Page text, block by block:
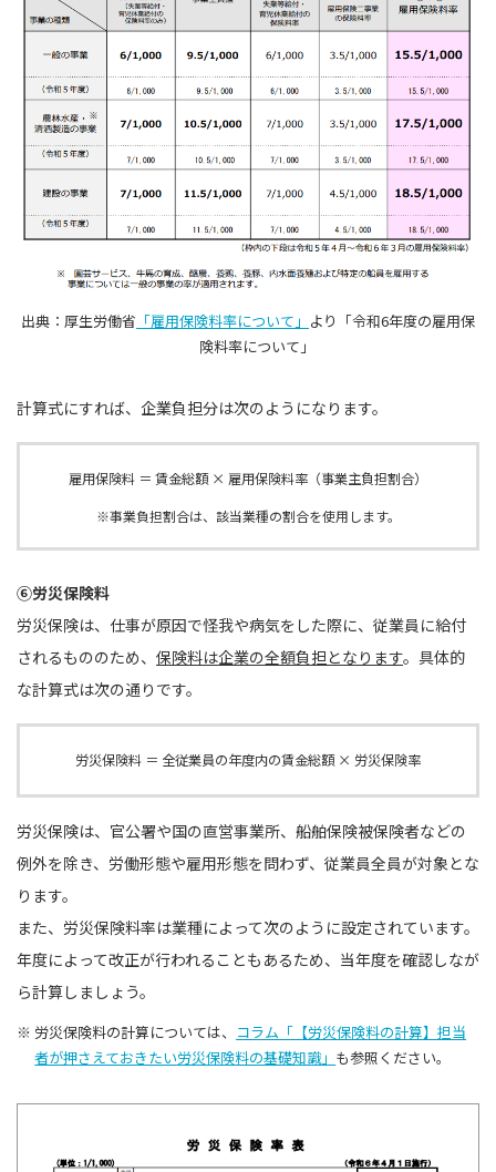
出典：厚生労働省 「雇用保険料率について」 より「令和6年度の雇用保
険料率について」
計算式にすれば、企業負担分は次のようになります。
雇用保険料 ＝ 賃金総額 × 雇用保険料率（事業主負担割合）
※事業負担割合は、該当業種の割合を使用します。
⑥労災保険料
労災保険は、仕事が原因で怪我や病気をした際に、従業員に給付
されるもののため、 保険料は企業の全額負担となります。具体的
な計算式は次の通りです。
労災保険料 ＝ 全従業員の年度内の賃金総額 × 労災保険率
労災保険は、官公署や国の直営事業所、船舶保険被保険者などの
例外を除き、労働形態や雇用形態を問わず、従業員全員が対象とな
ります。
また、労災保険料率は業種によって次のように設定されています。
年度によって改正が行われることもあるため、当年度を確認しなが
ら計算しましょう。
※ 労災保険料の計算については、 コラム「【労災保険料の計算】担当
者が押さえておきたい労災保険料の基礎知識」 も参照ください。